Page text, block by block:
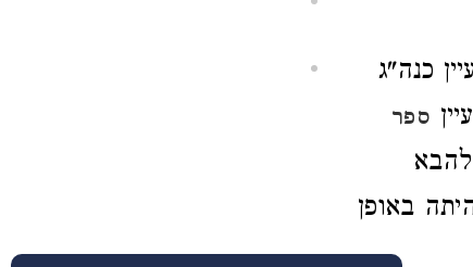
כנה"ג
ספר
באופן